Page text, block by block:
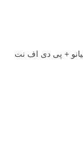
+ پی دی اف نت